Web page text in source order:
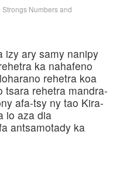
Numbers and
izy ary samy nanipy
ka nahafeno
rehetra koa
tsara rehetra mandra-
afa-tsy ny tao Kira-
io aza dia
antsamotady ka